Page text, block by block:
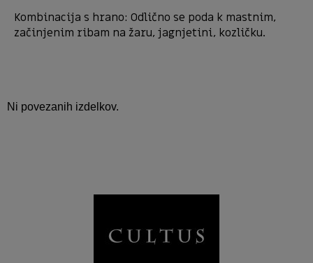
Kombinacija s hrano: Odlično se poda k mastnim,
začinjenim ribam na žaru, jagnjetini, kozličku.
Ni povezanih izdelkov.